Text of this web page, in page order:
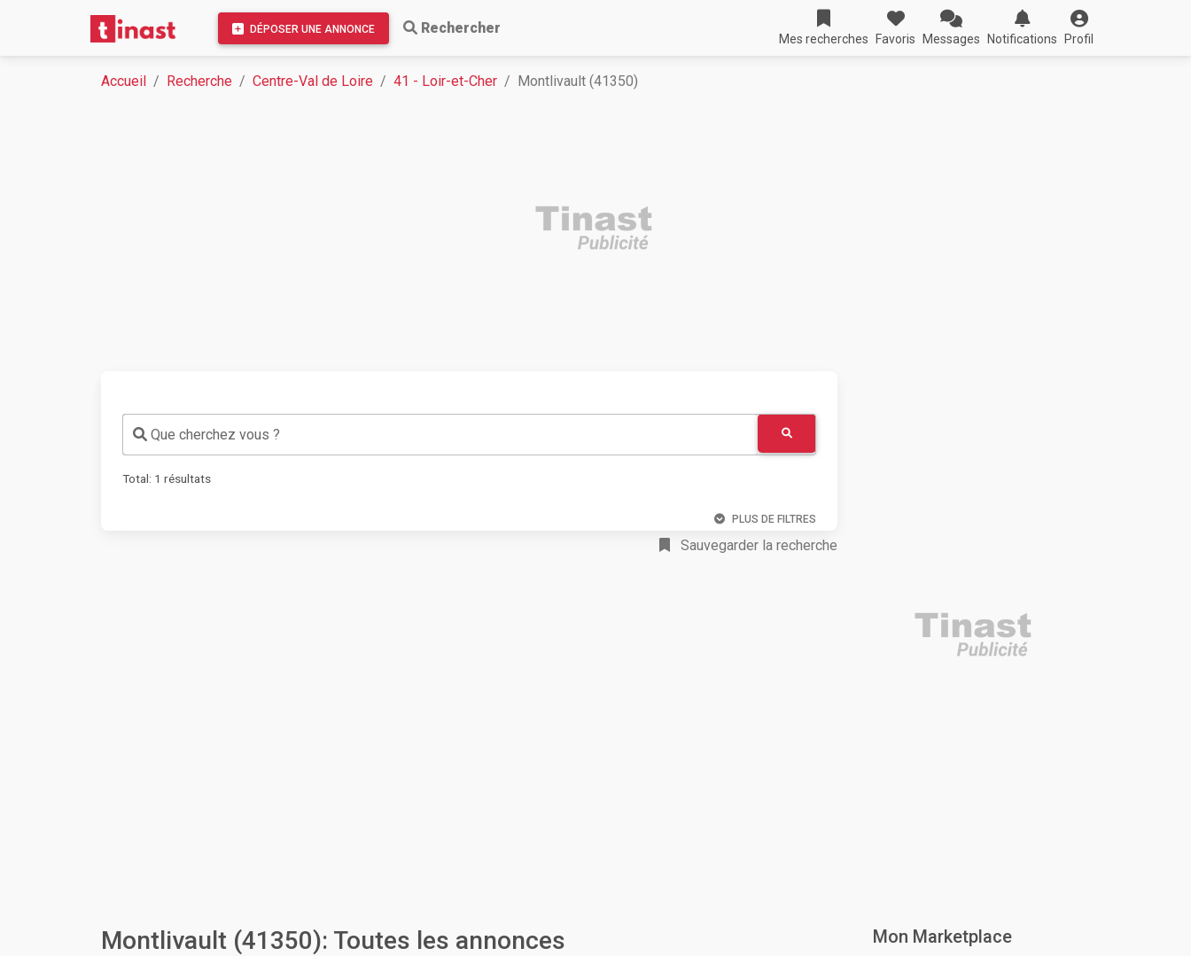
DÉPOSER UNE ANNONCE Rechercher
Mes recherches Favoris Messages Notifications Profil
Accueil Recherche Centre-Val de Loire 41 - Loir-et-Cher Montlivault (41350)
Que cherchez vous ?
Total: 1 résultats
PLUS DE FILTRES
Sauvegarder la recherche
Montlivault (41350): Toutes les annonces Mon Marketplace